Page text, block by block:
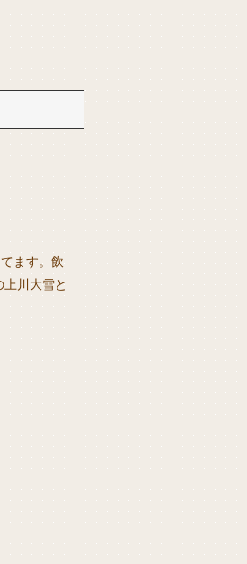
ます。飲
川大雪と